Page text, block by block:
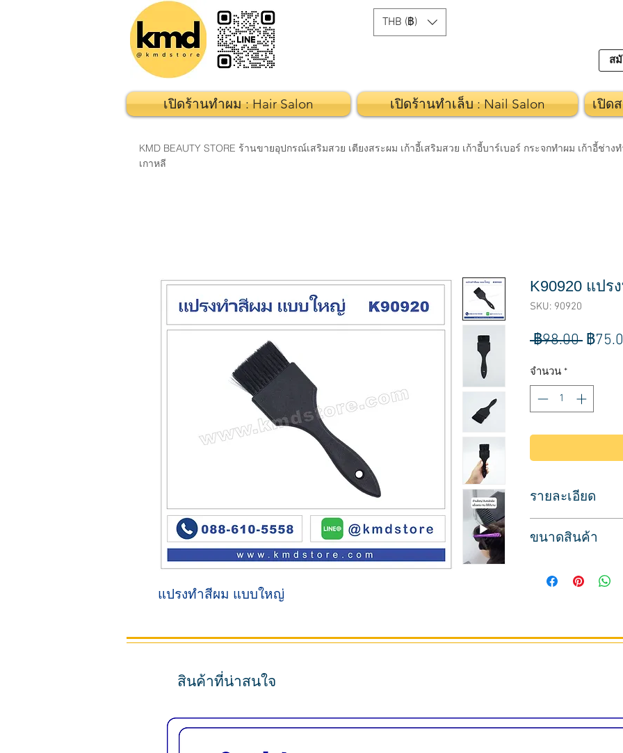
THB (฿)
ส
เปิดร้านทำผม : Hair Salon เปิดร้านทำเล็บ : Nail Salon เปิด
KMD BEAUTY STORE ร้านขายอุปกรณ์เสริมสวย เตียงสระผม เก้าอี้เสริมสวย เก้าอี้บาร์เบอร์ กระจกทำผม เก้าอี้ช่
เกาหลี
แปรงทำสีผม แบบใหญ่
K90920 แปร
SKU: 90920
฿98.00 ราคา
฿
จำนวน *
รายละเอียด
แปรงป้ายครีมเปลี่ย
คุณภาพดี ใช้งานได้
ขนาดสินค้า
สินค้าที่น่าสนใจ